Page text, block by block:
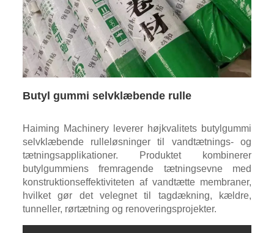
Butyl gummi selvklæbende rulle
Haiming Machinery leverer højkvalitets butylgummi
selvklæbende rulleløsninger til vandtætnings- og
tætningsapplikationer. Produktet kombinerer
butylgummiens fremragende tætningsevne med
konstruktionseffektiviteten af ​​vandtætte membraner,
hvilket gør det velegnet til tagdækning, kældre,
tunneller, rørtætning og renoveringsprojekter.